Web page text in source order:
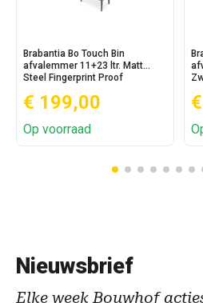
Brabantia Bo Touch Bin
afvalemmer 11+23 ltr. Matt
Steel Fingerprint Proof
€ 199,00
Op voorraad
Nieuwsbrief
Elke week Bouwhof